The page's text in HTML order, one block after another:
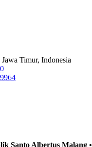
Timur, Indonesia
Santo Albertus Malang •